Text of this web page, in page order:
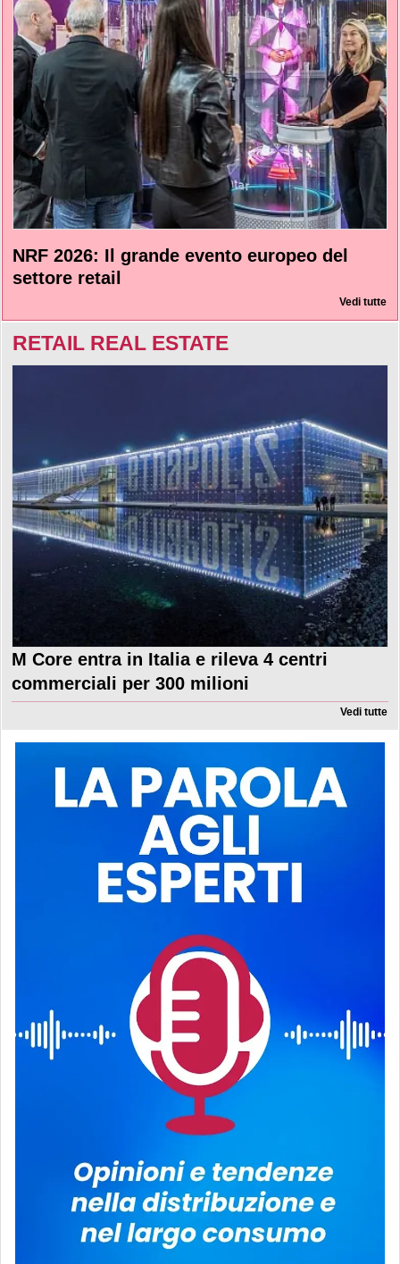
NRF 2026: Il grande evento europeo del
settore retail
Vedi tutte
RETAIL REAL ESTATE
M Core entra in Italia e rileva 4 centri
commerciali per 300 milioni
Vedi tutte